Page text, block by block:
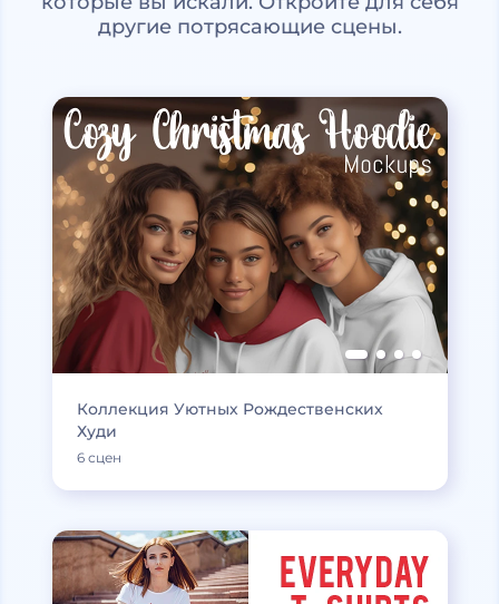
другие потрясающие сцены.
Коллекция Уютных Рождественских
Худи
6 сцен